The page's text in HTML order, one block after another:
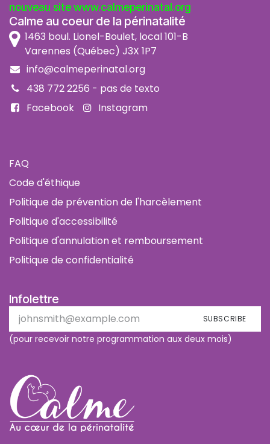
nouveau sitewww.calmeperinatal.org
Calme au coeur de la périnatalité
1463 boul. Lionel-Boulet, local 101-B
Varennes (Québec) J3X 1P7
info@calmeperinatal.org
438 772 2256 - pas de texto
Facebook
Instagram
FAQ
Code d'éthique
Politique de prévention de l'harcèlement
Politique d'accessibilité
Politique d'annulation et remboursement
Politique de confidentialité
Infolettre
SUBSCRIBE
(pour recevoir notre programmation aux deux mois)